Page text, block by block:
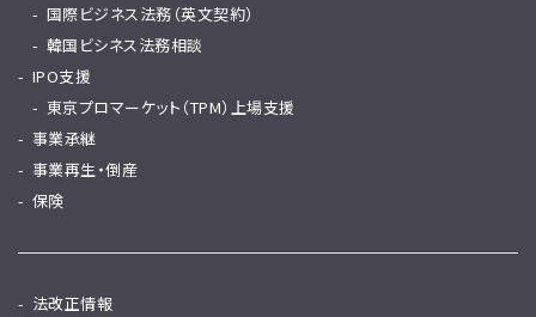
国際ビジネス法務（英文契約）
韓国ビシネス法務相談
IPO支援
東京プロマーケット（TPM）上場支援
事業承継
事業再生・倒産
保険
法改正情報